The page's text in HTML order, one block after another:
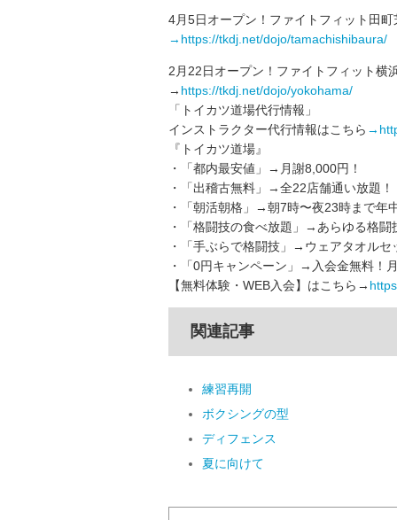
4月5日オープン！ファイトフィット田町
→https://tkdj.net/dojo/tamachishibaura/
2月22日オープン！ファイトフィット横
→ https://tkdj.net/dojo/yokohama/
「トイカツ道場代行情報」
インストラクター代行情報はこちら
『トイカツ道場』
・「都内最安値」→月謝8,000円！
・「出稽古無料」→全22店舗通い放題！
・「朝活朝格」→朝7時〜夜23時まで年
・「格闘技の食べ放題」→あらゆる格闘
・「手ぶらで格闘技」→ウェアタオルセ
・「0円キャンペーン」→入会金無料！
【無料体験・WEB入会】はこちら→
関連記事
練習再開
ボクシングの型
ディフェンス
夏に向けて